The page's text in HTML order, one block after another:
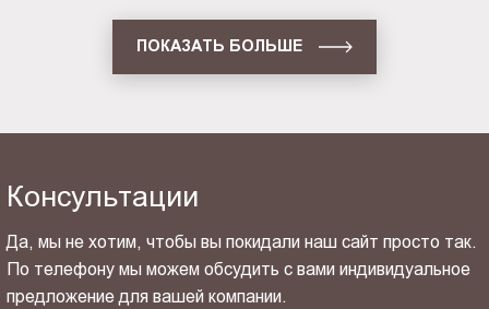
ПОКАЗАТЬ БОЛЬШЕ
Консультации
Да, мы не хотим, чтобы вы покидали наш сайт просто так.
По телефону мы можем обсудить с вами индивидуальное
предложение для вашей компании.